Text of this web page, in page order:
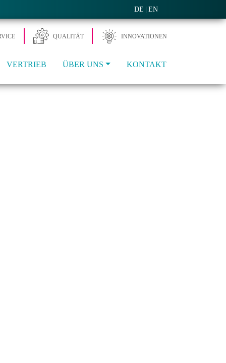
DE EN
QUALITÄT INNOVA­TIONEN
VERTRIEB ÜBER UNS KONTAKT